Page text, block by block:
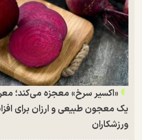
«اکسیر سرخ» معجزه می‌کند؛
یک معجون طبیعی و ارزان برای
ورزشکاران